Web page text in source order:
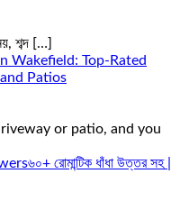
শব্দ […]
Wakefield: Top-Rated
Patios
or patio, and you
৬০+ রোমান্টিক ধাঁধা উত্তর সহ |